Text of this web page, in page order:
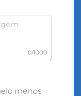
0/1000
menos